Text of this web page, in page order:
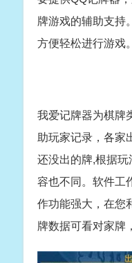
牌游戏的辅助支持
方便轻松进行游戏。
我爱记牌器为棋牌
助玩家记录，各家
还没出的牌,根据
容也不同。软件工
作功能强大，在您
牌数据可看对家牌